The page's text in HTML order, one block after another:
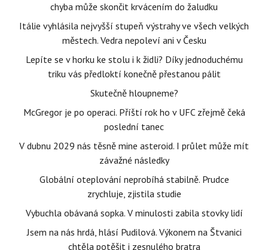
chyba může skončit krvácením do žaludku
Itálie vyhlásila nejvyšší stupeň výstrahy ve všech velkých
městech. Vedra nepoleví ani v Česku
Lepíte se v horku ke stolu i k židli? Díky jednoduchému
triku vás předloktí konečně přestanou pálit
Skutečně hloupneme?
McGregor je po operaci. Příští rok ho v UFC zřejmě čeká
poslední tanec
V dubnu 2029 nás těsně mine asteroid. I průlet může mít
závažné následky
Globální oteplování neprobíhá stabilně. Prudce
zrychluje, zjistila studie
Vybuchla obávaná sopka. V minulosti zabila stovky lidí
Jsem na nás hrdá, hlásí Pudilová. Výkonem na Štvanici
chtěla potěšit i zesnulého bratra